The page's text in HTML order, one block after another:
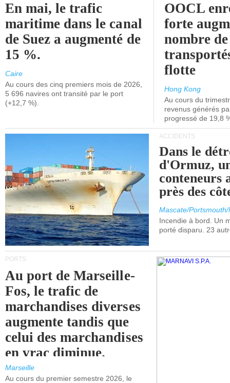
En mai, le trafic
maritime dans le canal
de Suez a augmenté de
15 %.
Caire
Au cours des cinq premiers mois de 2026,
5 696 navires ont transité par le port
(+12,7 %).
OOCL
forte
nombre
flotte
Hong Kong
Au cours du
revenus générés
progressé de 19,8
ACCIDENTS
Dans le
d'Ormuz,
conteneurs
près des
Mascate/
Incendie à bord. Un
porté disparu. 23
PORTS
Au port de Marseille-
Fos, le trafic de
marchandises diverses
augmente tandis que
celui des marchandises
en vrac diminue.
Marseille
Au cours du premier semestre 2026, le